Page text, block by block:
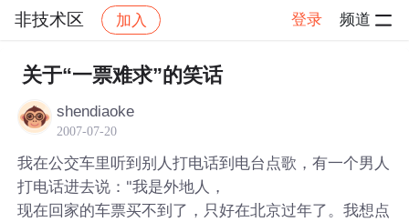
非技术区 加入 登录 频道
社区 非技术区 帖子详情
关于“一票难求”的笑话
shendiaoke
2007-07-20
我在公交车里听到别人打电话到电台点歌，有一个男人
打电话进去说："我是外地人，
现在回家的车票买不到了，只好在北京过年了。我想点